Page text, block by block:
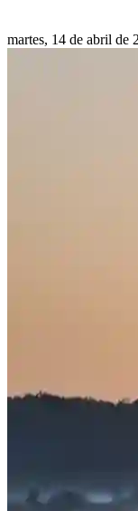
martes, 14 de abril de